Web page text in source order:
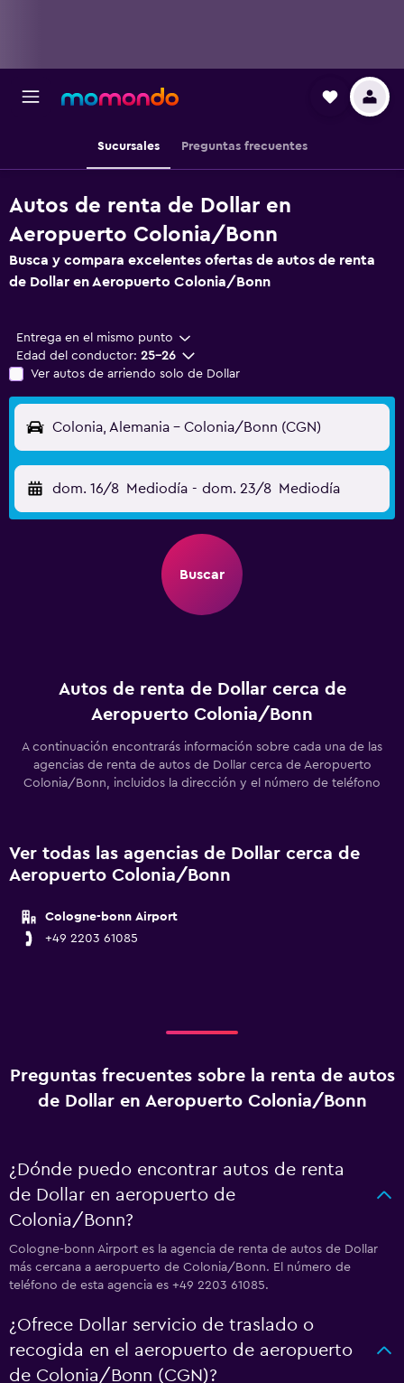
Sucursales Preguntas frecuentes
Autos de renta de Dollar en
Aeropuerto Colonia/Bonn
Busca y compara excelentes ofertas de autos de renta
de Dollar en Aeropuerto Colonia/Bonn
Entrega en el mismo punto
Edad del conductor: 25-26
Ver autos de arriendo solo de Dollar
Colonia, Alemania - Colonia/Bonn (CGN)
dom. 16/8 Mediodía - dom. 23/8 Mediodía
Buscar
Autos de renta de Dollar cerca de
Aeropuerto Colonia/Bonn
A continuación encontrarás información sobre cada una de las
agencias de renta de autos de Dollar cerca de Aeropuerto
Colonia/Bonn, incluidos la dirección y el número de teléfono
Ver todas las agencias de Dollar cerca de
Aeropuerto Colonia/Bonn
Cologne-bonn Airport
+49 2203 61085
Preguntas frecuentes sobre la renta de autos
de Dollar en Aeropuerto Colonia/Bonn
¿Dónde puedo encontrar autos de renta
de Dollar en aeropuerto de
Colonia/Bonn?
Cologne-bonn Airport es la agencia de renta de autos de Dollar
más cercana a aeropuerto de Colonia/Bonn. El número de
teléfono de esta agencia es +49 2203 61085.
¿Ofrece Dollar servicio de traslado o
recogida en el aeropuerto de aeropuerto
de Colonia/Bonn (CGN)?